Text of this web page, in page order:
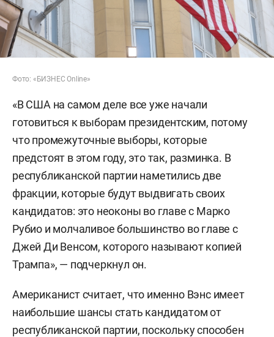
Фото: «БИЗНЕС Online»
«В США на самом деле все уже начали
готовиться к выборам президентским, потому
что промежуточные выборы, которые
предстоят в этом году, это так, разминка. В
республиканской партии наметились две
фракции, которые будут выдвигать своих
кандидатов: это неоконы во главе с Марко
Рубио и молчаливое большинство во главе с
Джей Ди Венсом, которого называют копией
Трампа», — подчеркнул он.
Американист считает, что именно Вэнс имеет
наибольшие шансы стать кандидатом от
республиканской партии, поскольку способен